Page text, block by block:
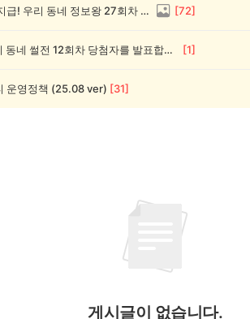
💸 전원 2,000캐시 지급! 우리 동네 정보왕 27회차 (~8/10) [72]
💰[당첨자 발표] 우리 동네 썰전 12회차 당첨자를 발표합니다! [1]
운영정책 (25.08 ver) [31]
게시글이 없습니다.